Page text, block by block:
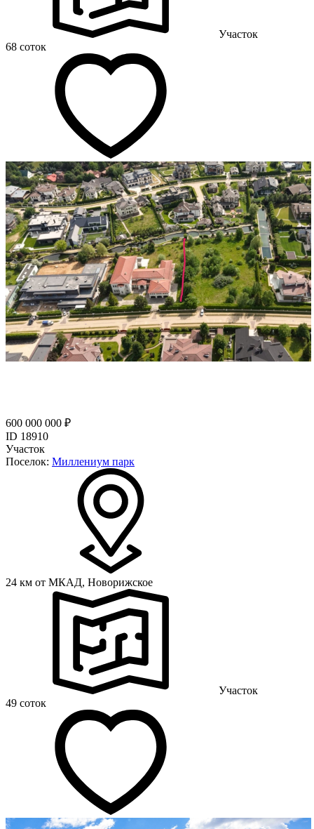
Участок
68 соток
600 000 000 ₽
ID 18910
Участок
Поселок: Миллениум парк
24 км от МКАД, Новорижское
Участок
49 соток